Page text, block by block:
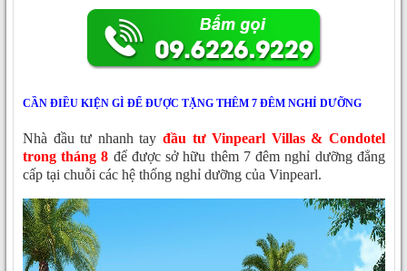
CẦN ĐIỀU KIỆN GÌ ĐỂ ĐƯỢC TẶNG THÊM 7 ĐÊM NGHỈ DƯỠNG
Nhà đầu tư nhanh tay đầu tư Vinpearl Villas & Condotel
trong tháng 8 để được sở hữu thêm 7 đêm nghỉ dưỡng đẳng
cấp tại chuỗi các hệ thống nghỉ dưỡng của Vinpearl.